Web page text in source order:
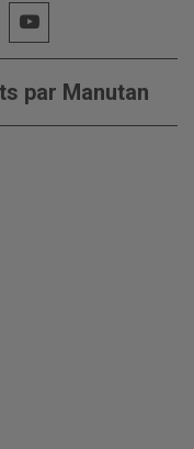
par Manutan